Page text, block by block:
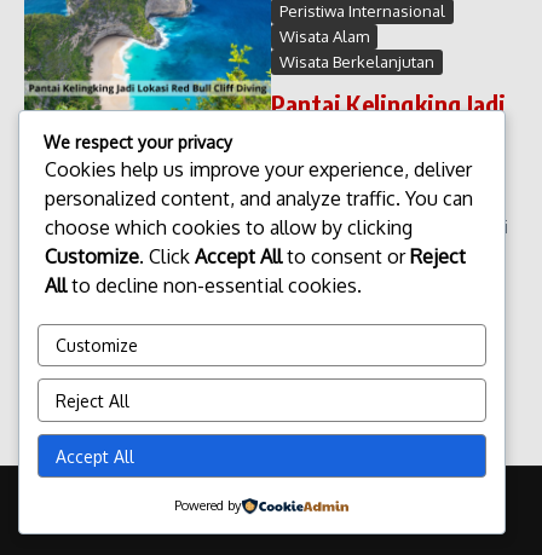
Peristiwa Internasional
Wisata Alam
Wisata Berkelanjutan
Pantai Kelingking Jadi
Diving
Pantai Kelingking Jadi Lokasi
Red Bull Cliff Diving Pulau Bali
kembali menarik perhatian
dunia internasional. Kali ini,
yakni Pantai Kelingking di pilih
admin Maret 8, 2026
Read More
Copyright © 2026 Update Terbaru Bali Portal News | Powered by
We respect your privacy
Cookies help us improve your experience, deliver
personalized content, and analyze traffic. You can
choose which cookies to allow by clicking
Customize. Click Accept Allto consent orReject
Allto decline non-essential cookies.
Customize
Reject All
Accept All
Powered by